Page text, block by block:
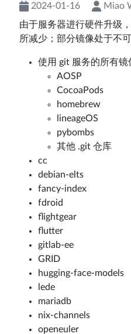
2024-01-16
Miao
由于服务器进行硬件升级
所减少；部分镜像处于不
使用 git 服务的所有镜
AOSP
CocoaPods
homebrew
lineageOS
pybombs
其他 .git 仓库
cc
debian-elts
fancy-index
fdroid
flightgear
flutter
gitlab-ee
GRID
hugging-face-models
lede
mariadb
nix-channels
openeuler